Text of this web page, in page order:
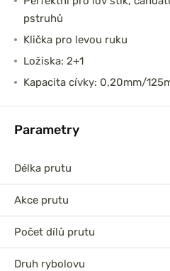
pstruhů
Klička pro levou ruku
Ložiska: 2+1
Kapacita cívky: 0,20mm/
Parametry
Délka prutu
Akce prutu
Počet dílů prutu
Druh rybolovu